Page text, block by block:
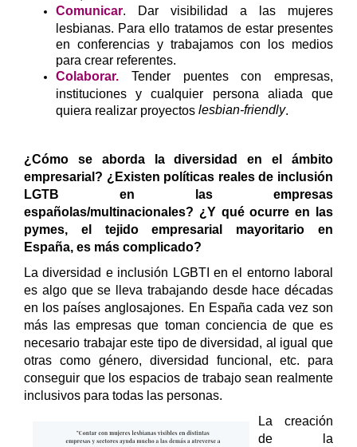
Comunicar. Dar visibilidad a las mujeres
lesbianas. Para ello tratamos de estar presentes
en conferencias y trabajamos con los medios
para crear referentes.
Colaborar. Tender puentes con empresas,
instituciones y cualquier persona aliada que
quiera realizar proyectos lesbian-friendly.
¿Cómo se aborda la diversidad en el ámbito
empresarial? ¿Existen políticas reales de inclusión
LGTB en las empresas
españolas/multinacionales? ¿Y qué ocurre en las
pymes, el tejido empresarial mayoritario en
España, es más complicado?
La diversidad e inclusión LGBTI en el entorno laboral
es algo que se lleva trabajando desde hace décadas
en los países anglosajones. En España cada vez son
más las empresas que toman conciencia de que es
necesario trabajar este tipo de diversidad, al igual que
otras como género, diversidad funcional, etc. para
conseguir que los espacios de trabajo sean realmente
inclusivos para todas las personas.
La creación
de la